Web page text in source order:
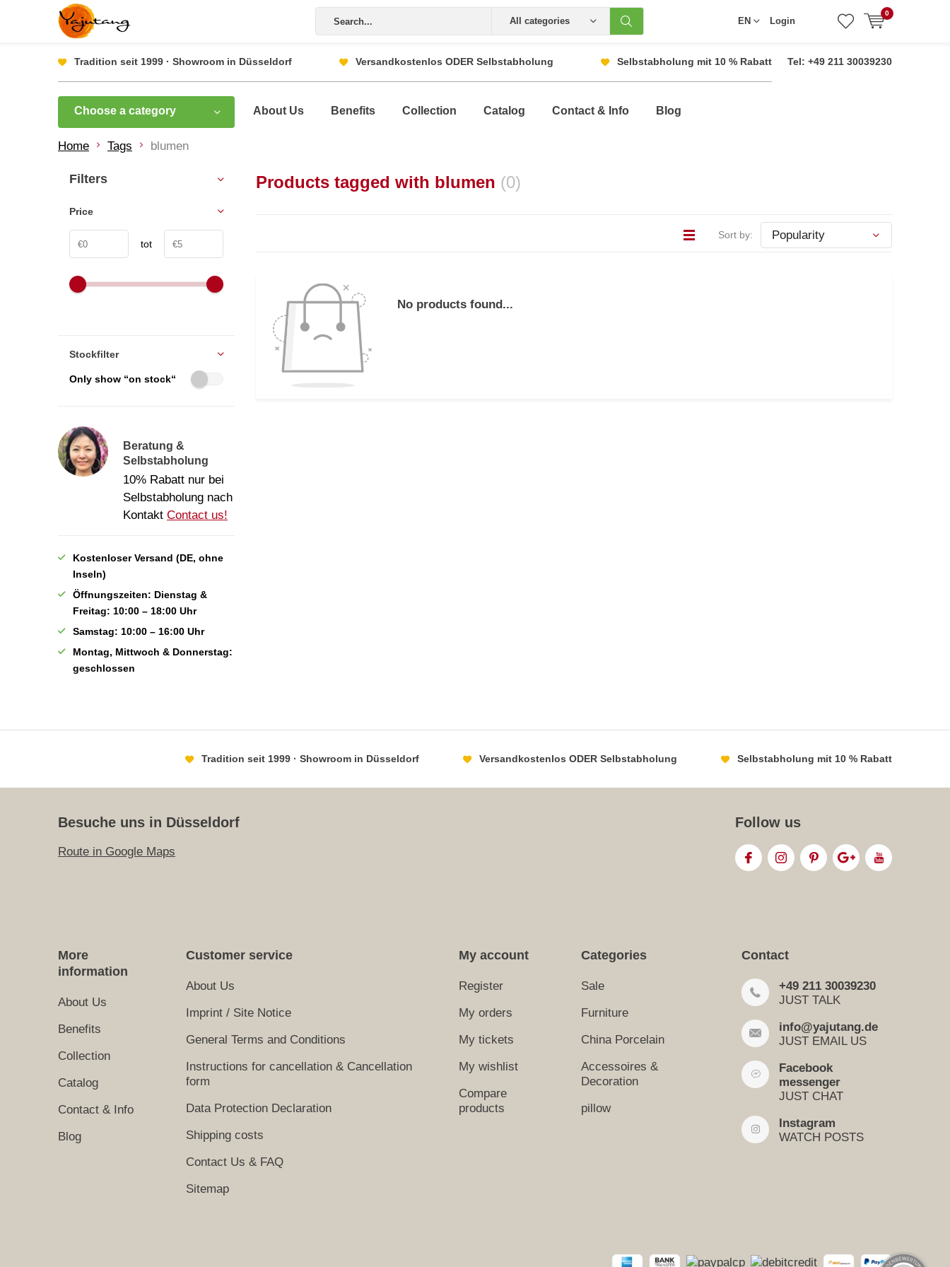
All categories EN Login
0
Tradition seit 1999 · Showroom in Düsseldorf Versandkostenlos ODER Selbstabholung Selbstabholung mit 10 % Rabatt Tel: +49 211 30039230
Choose a category About Us Benefits Collection Catalog Contact & Info Blog
Home Tags blumen
Products tagged with blumen (0)
Sort by:
No products found...
Filters
Price
tot
Stockfilter
Only show “on stock“
Beratung &
Selbstabholung
10% Rabatt nur bei
Selbstabholung nach
Kontakt Contact us!
Kostenloser Versand (DE, ohne
Inseln)
Öffnungszeiten: Dienstag &
Freitag: 10:00 – 18:00 Uhr
Samstag: 10:00 – 16:00 Uhr
Montag, Mittwoch & Donnerstag:
geschlossen
Tradition seit 1999 · Showroom in Düsseldorf Versandkostenlos ODER Selbstabholung Selbstabholung mit 10 % Rabatt
Besuche uns in Düsseldorf
Route in Google Maps
Follow us
More
information
About Us
Benefits
Collection
Catalog
Contact & Info
Blog
Customer service
About Us
Imprint / Site Notice
General Terms and Conditions
Instructions for cancellation & Cancellation
form
Data Protection Declaration
Shipping costs
Contact Us & FAQ
Sitemap
My account
Register
My orders
My tickets
My wishlist
Compare
products
Categories
Sale
Furniture
China Porcelain
Accessoires &
Decoration
pillow
Contact
+49 211 30039230
JUST TALK
info@yajutang.de
JUST EMAIL US
Facebook
messenger
JUST CHAT
Instagram
WATCH POSTS